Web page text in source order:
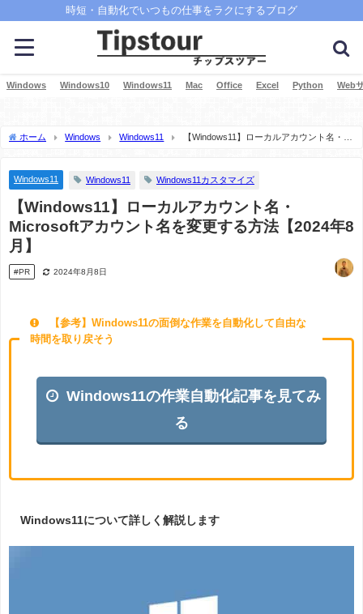
時短・自動化でいつもの仕事をラクにするブログ
Windows Windows10 Windows11 Mac Office Excel Python Web
ホーム Windows Windows11
【Windows11】ローカルアカウント名・
Windows11 Windows11 Windows11カスタマイズ
【Windows11】ローカルアカウント名・
Microsoftアカウント名を変更する方法【2024年8
月】
#PR 2024年8月8日
【参考】Windows11の面倒な作業を自動化して自由な
時間を取り戻そう
Windows11の作業自動化記事を見てみ
る
Windows11について詳しく解説します